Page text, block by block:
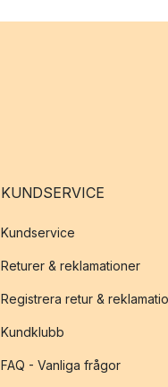
KUNDSERVICE
Kundservice
Returer & reklamationer
Registrera retur &
Kundklubb
FAQ - Vanliga frågor